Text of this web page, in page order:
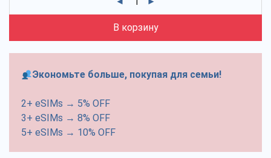
В корзину
Экономьте больше, покупая для семьи!
2+ eSIMs → 5% OFF
3+ eSIMs → 8% OFF
5+ eSIMs → 10% OFF